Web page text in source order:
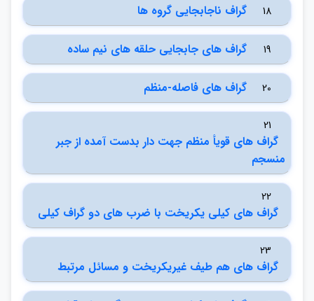
18 گراف ناجابجايي گروه ها
19 گراف هاي جابجايي حلقه هاي نيم ساده
20 گراف هاي فاصله-منظم
21
گراف هاي قويأ منظم جهت دار بدست آمده از جبر
منسجم
22
گراف هاي كيلي يكريخت با ضرب هاي دو گراف كيلي
23
گراف هاي هم طيف غيريكريخت و مسائل مرتبط